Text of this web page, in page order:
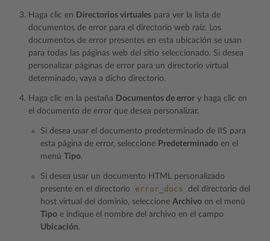
Haga clic en Directorios virtuales para ver la lista de
documentos de error para el directorio web raíz. Los
documentos de error presentes en esta ubicación se usan
para todas las páginas web del sitio seleccionado. Si desea
personalizar páginas de error para un directorio virtual
determinado, vaya a dicho directorio.
Haga clic en la pestaña Documentos de error y haga clic en
el documento de error que desea personalizar.
Si desea usar el documento predeterminado de IIS para
esta página de error, seleccione Predeterminado en el
menú Tipo.
Si desea usar un documento HTML personalizado
presente en el directorio
error_docs
del directorio del
host virtual del dominio, seleccione Archivo en el menú
Tipo e indique el nombre del archivo en el campo
Ubicación.